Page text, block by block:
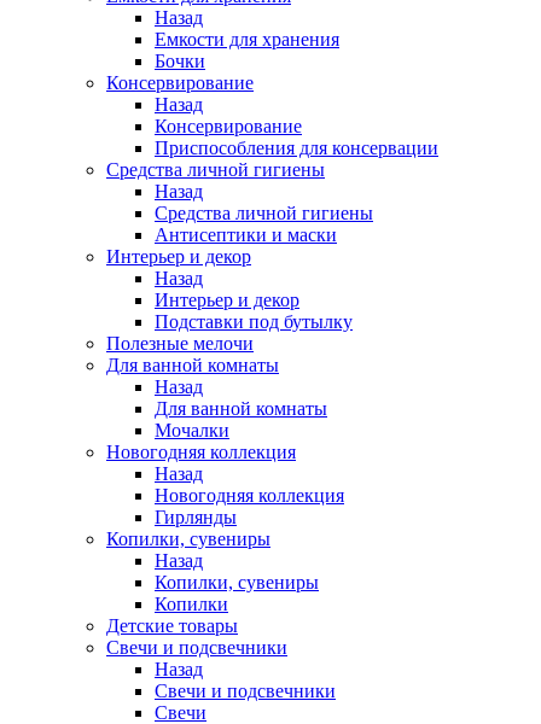
Назад
Емкости для хранения
Бочки
Консервирование
Назад
Консервирование
Приспособления для консервации
Средства личной гигиены
Назад
Средства личной гигиены
Антисептики и маски
Интерьер и декор
Назад
Интерьер и декор
Подставки под бутылку
Полезные мелочи
Для ванной комнаты
Назад
Для ванной комнаты
Мочалки
Новогодняя коллекция
Назад
Новогодняя коллекция
Гирлянды
Копилки, сувениры
Назад
Копилки, сувениры
Копилки
Детские товары
Свечи и подсвечники
Назад
Свечи и подсвечники
Свечи